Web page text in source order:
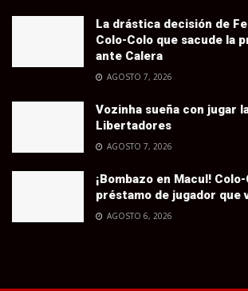
La drástica decisión de
Colo-Colo que sacude la
ante Calera
AGOSTO 7, 2026
Vozinha sueña con jugar
Libertadores
AGOSTO 7, 2026
¡Bombazo en Macul!
préstamo de jugador que
AGOSTO 6, 2026